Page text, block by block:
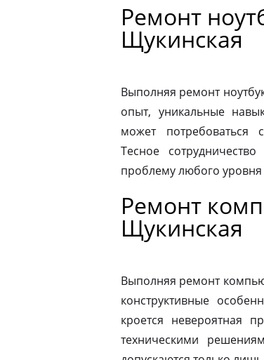
Ремонт
Щукинская
Выполняя ремонт
опыт, уникальные
может потребоваться
Тесное
проблему любого уровня
Ремонт
Щукинская
Выполняя ремонт
конструктивные
кроется невероятная
техническими